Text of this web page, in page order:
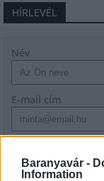
Baranyavár -
Information
HÍRLEVÉL
Név
E-mail cím
szabályzatot!